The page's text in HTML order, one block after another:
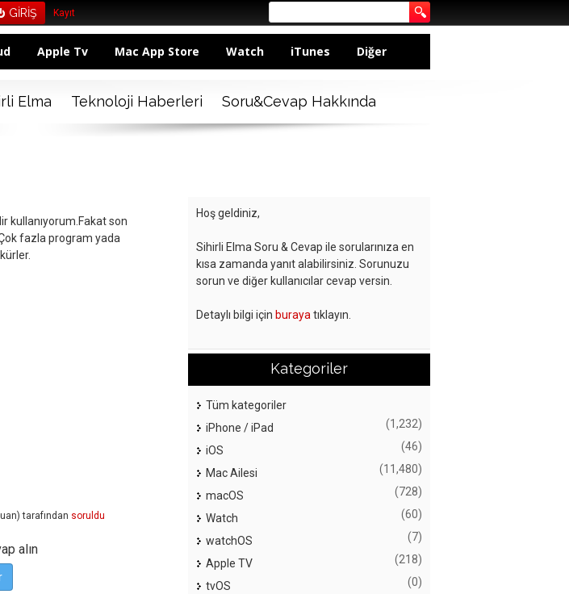
Kayıt
Apple Tv Mac App Store Watch iTunes Diğer
Elma Teknoloji Haberleri Soru&Cevap Hakkında
kullanıyorum.Fakat son
fazla program yada
tarafından soruldu
alın
Hoş geldiniz,
Sihirli Elma Soru & Cevap ile sorularınıza en
kısa zamanda yanıt alabilirsiniz. Sorunuzu
sorun ve diğer kullanıcılar cevap versin.
Detaylı bilgi için buraya tıklayın.
Kategoriler
Tüm kategoriler
iPhone / iPad
(1,232)
iOS (46)
Mac Ailesi (11,480)
macOS (728)
Watch (60)
watchOS (7)
Apple TV (218)
tvOS (0)